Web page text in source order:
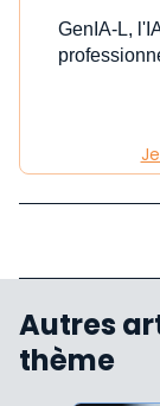
GenIA-L,
Autres
thème